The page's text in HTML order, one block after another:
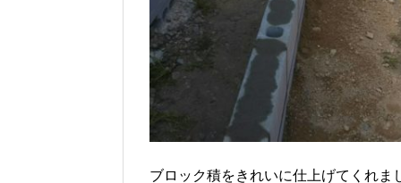
ブロック積をきれいに仕上げてくれま